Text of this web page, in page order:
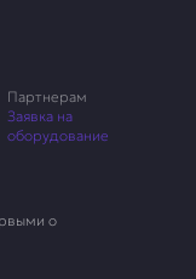
о
Партнерам
Заявка на
оборудование